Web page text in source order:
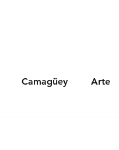
Camagüey Arte